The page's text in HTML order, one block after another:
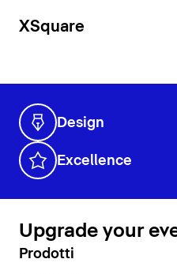
XSquare
Design
Excellence
Upgrade your
Prodotti